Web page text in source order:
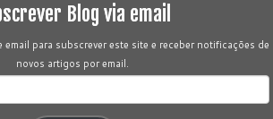
Blog via email
para subscrever este site e receber notificações de
novos artigos por email.